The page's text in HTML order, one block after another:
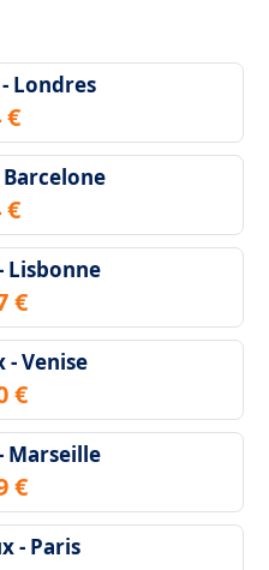
Londres
€
€
Lisbonne
€
- Venise
€
Marseille
€
- Paris